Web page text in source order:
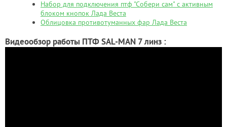
Набор для подключения птф "Собери сам" с активным
блоком кнопок Лада Веста
Облицовка противотуманных фар Лада Веста
Видеообзор работы ПТФ SAL-MAN 7 линз :